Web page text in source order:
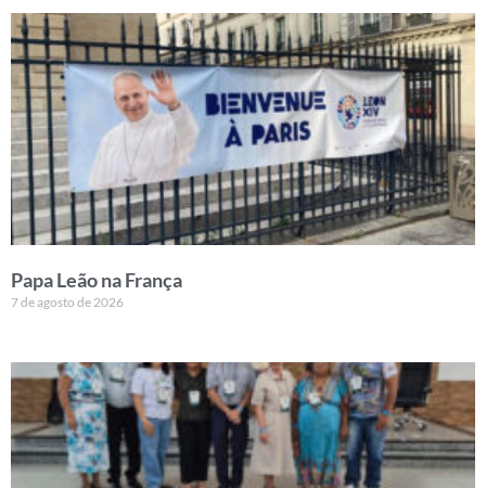
Papa Leão na França
7 de agosto de 2026